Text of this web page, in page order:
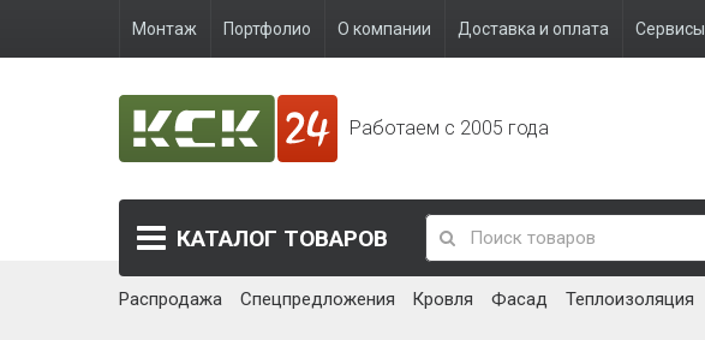
Монтаж Портфолио О компании Доставка и оплата Сервисы
Работаем с 2005 года
КАТАЛОГ ТОВАРОВ
Распродажа Спецпредложения Кровля Фасад Теплоизоляция